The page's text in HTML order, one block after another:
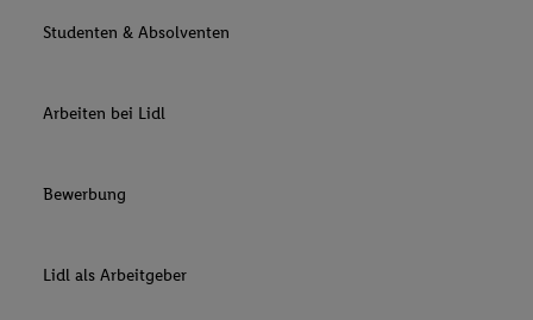
Studenten & Absolventen
Arbeiten bei Lidl
Bewerbung
Lidl als Arbeitgeber